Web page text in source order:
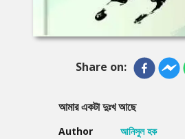
Share on:
আমার একটা দুঃখ আছে
Author
আনিসুল হক